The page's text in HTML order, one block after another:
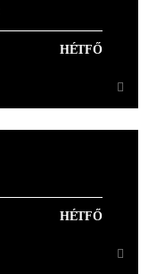
HÉTFŐ
HÉTFŐ
HÉTFŐ